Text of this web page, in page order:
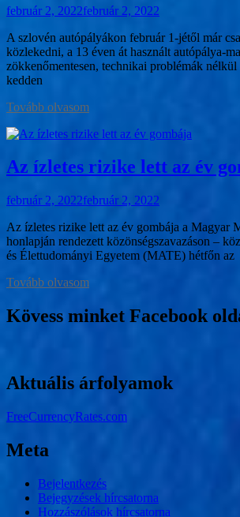
február 2, 2022február 2, 2022
A szlovén autópályákon február 1-jétől már
közlekedni, a 13 éven át használt autópálya-
zökkenőmentesen, technikai problémák
kedden
Tovább olvasom
Az ízletes rizike lett az év
február 2, 2022február 2, 2022
Az ízletes rizike lett az év gombája a Magyar
honlapján rendezett közönségszavazáson –
és Élettudományi Egyetem (MATE) hétfőn az
Tovább olvasom
Kövess minket Facebook
Aktuális árfolyamok
FreeCurrencyRates.com
Meta
Bejelentkezés
Bejegyzések hírcsatorna
Hozzászólások hírcsatorna